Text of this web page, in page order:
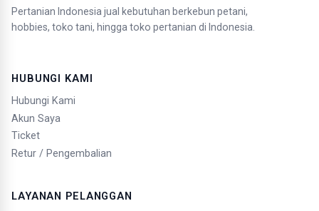
Pertanian Indonesia jual kebutuhan berkebun petani,
hobbies, toko tani, hingga toko pertanian di Indonesia.
HUBUNGI KAMI
Hubungi Kami
Akun Saya
Ticket
Retur / Pengembalian
LAYANAN PELANGGAN